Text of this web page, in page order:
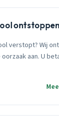
verstopt? Wij
oorzaak aan. U